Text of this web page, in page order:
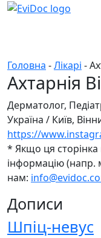
Головна -Лікарі -
Ахтарнія
Дерматолог,
Україна / Київ,
https://
* Якщо ця сторінка
інформацію (напр.
нам:
Дописи
Шпіц-невус